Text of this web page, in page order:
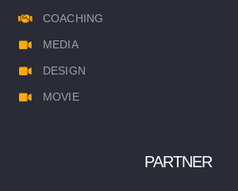
COACHING
MEDIA
DESIGN
MOVIE
PARTNER